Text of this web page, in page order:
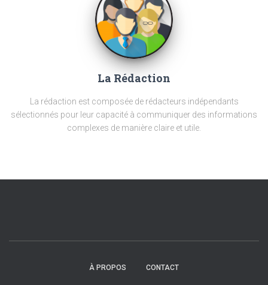
La Rédaction
La rédaction est composée de rédacteurs indépendants
sélectionnés pour leur capacité à communiquer des informations
complexes de manière claire et utile.
À PROPOS CONTACT